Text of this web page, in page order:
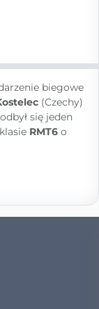
biegowe
(Czechy)
się jeden
RMT6 o